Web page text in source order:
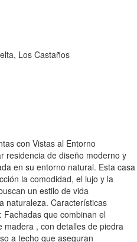
Los Castaños
con Vistas al Entorno
residencia de diseño moderno y
en su entorno natural. Esta casa
la comodidad, el lujo y la
un estilo de vida
naturaleza. Características
Fachadas que combinan el
madera , con detalles de piedra
a techo que aseguran